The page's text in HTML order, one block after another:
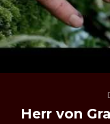
Herr von